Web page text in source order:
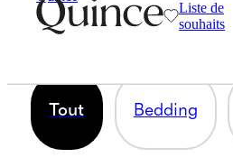
Liste de
souhaits
63 articles
Tout Bedding